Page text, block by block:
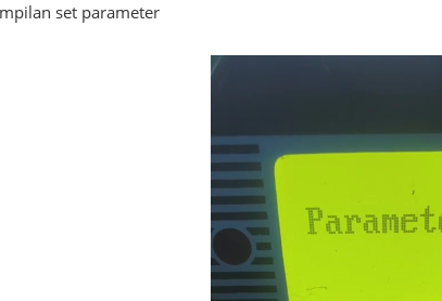
set parameter